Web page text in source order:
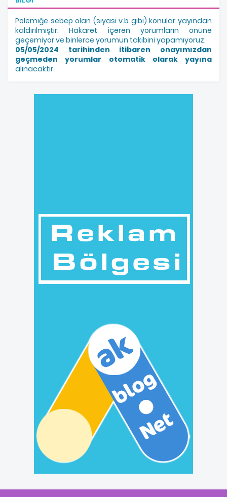
Polemiğe sebep olan (siyasi v.b gibi) konular yayından
kaldırılmıştır. Hakaret içeren yorumların önüne
geçemiyor ve binlerce yorumun takibini yapamıyoruz.
05/05/2024 tarihinden itibaren onayımızdan
geçmeden yorumlar otomatik olarak yayına
alınacaktır.